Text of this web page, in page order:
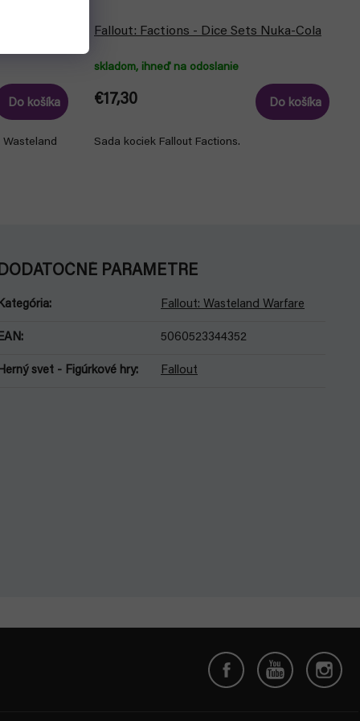
Do košíka
Wasteland
Fallout: Factions - Dice Sets Nuka-Cola
skladom, ihneď na odoslanie
€17,30 Do košíka
Sada kociek Fallout Factions.
PARAMETRE
: Fallout: Wasteland Warfare
: 5060523344352
svet - Figúrkové hry: Fallout